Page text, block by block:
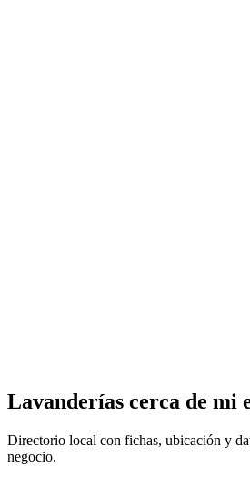
Lavanderías cerca de mi
Directorio local con fichas, ubicación y
negocio.